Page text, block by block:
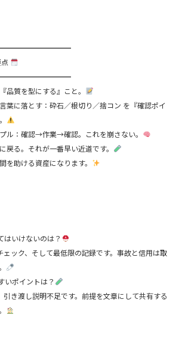
品質を型にする』こと。
葉に落とす：砕石／根切り／捨コン を『確認ポイ
ル：確認→作業→確認。これを崩さない。
戻る。それが一番早い近道です。
を助ける資産になります。
はいけないのは？
ェック、そして最低限の記録です。事故と信用は取
いポイントは？
引き渡し説明不足です。前提を文章にして共有する